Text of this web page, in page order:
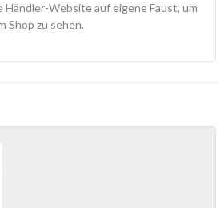
Händler-Website auf eigene Faust, um
Shop zu sehen.